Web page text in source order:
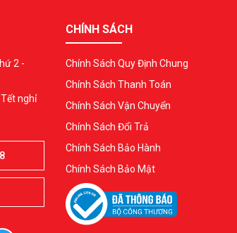
2 -
nghỉ
CHÍNH SÁCH
Chính Sách Quy Định Chung
Chính Sách Thanh Toán
Chính Sách Vận Chuyển
Chính Sách Đổi Trả
Chính Sách Bảo Hành
Chính Sách Bảo Mật